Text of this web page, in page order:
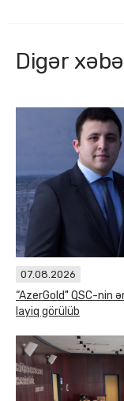
Digər
07.08.2026
“AzerGold" QSC-nin
layiq görülüb